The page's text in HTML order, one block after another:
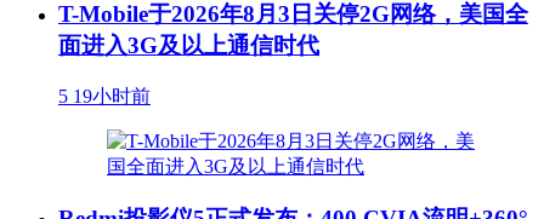
T-Mobile于2026年8月3日关停2G网络，美国全
面进入3G及以上通信时代
5 19小时前